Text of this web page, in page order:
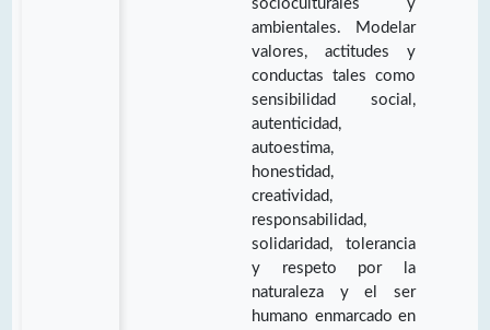
socioculturales y
ambientales. Modelar
valores, actitudes y
conductas tales como
sensibilidad social,
autenticidad,
autoestima,
honestidad,
creatividad,
responsabilidad,
solidaridad, tolerancia
y respeto por la
naturaleza y el ser
humano enmarcado en